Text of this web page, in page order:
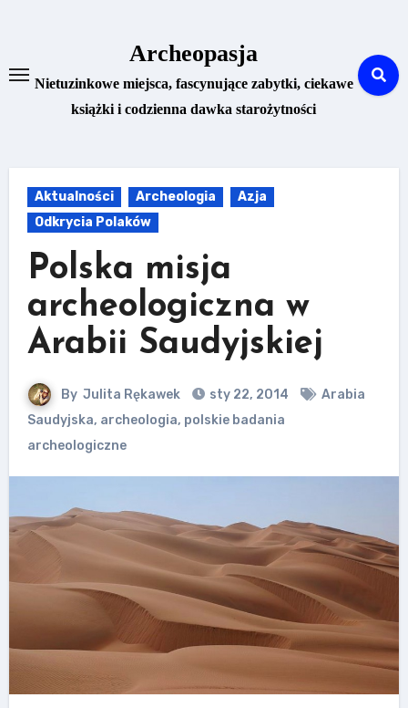
Archeopasja
Nietuzinkowe miejsca, fascynujące zabytki, ciekawe
książki i codzienna dawka starożytności
Aktualności Archeologia
Azja
Odkrycia Polaków
Polska misja
archeologiczna w
Arabii Saudyjskiej
By Julita Rękawek sty 22, 2014
Arabia
Saudyjska, archeologia, polskie badania
archeologiczne